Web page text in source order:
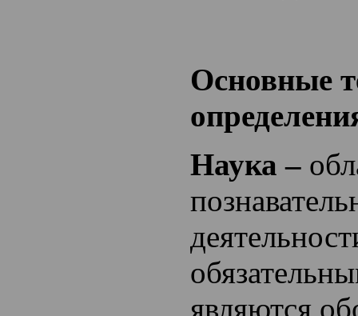
Основные
Наука –
являются